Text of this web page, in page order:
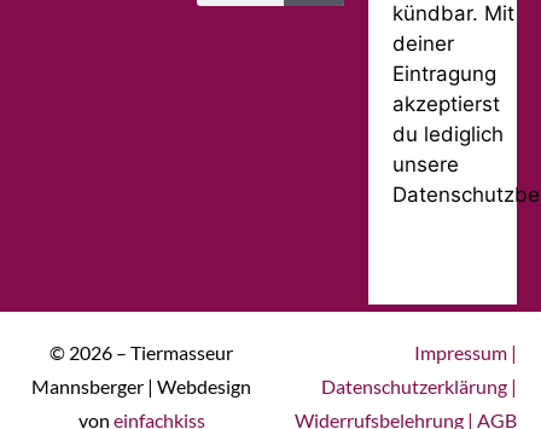
kündbar. Mit
deiner
Eintragung
akzeptierst
du lediglich
unsere
© 2026 – Tiermasseur
Mannsberger | Webdesign
von einfachkiss
Impressum |
Datenschutzerklärung |
Widerrufsbelehrung | AGB